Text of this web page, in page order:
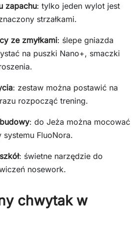
zapachu: tylko jeden wylot jest
strzałkami.
ze zmyłkami: ślepe gniazda
na puszki Nano+, smaczki
: zestaw można postawić na
rozpocząć trening.
: do Jeża można mocować
systemu FluoNora.
: świetne narzędzie do
nosework.
chwytak w